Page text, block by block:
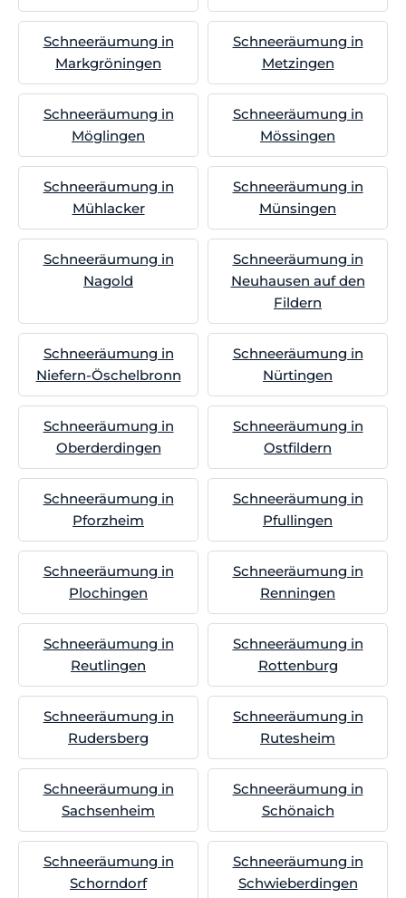
Schneeräumung in
Markgröningen
Schneeräumung in
Metzingen
Schneeräumung in
Möglingen
Schneeräumung in
Mössingen
Schneeräumung in
Mühlacker
Schneeräumung in
Münsingen
Schneeräumung in
Nagold
Schneeräumung in
Neuhausen auf den
Fildern
Schneeräumung in
Niefern-Öschelbronn
Schneeräumung in
Nürtingen
Schneeräumung in
Oberderdingen
Schneeräumung in
Ostfildern
Schneeräumung in
Pforzheim
Schneeräumung in
Pfullingen
Schneeräumung in
Plochingen
Schneeräumung in
Renningen
Schneeräumung in
Reutlingen
Schneeräumung in
Rottenburg
Schneeräumung in
Rudersberg
Schneeräumung in
Rutesheim
Schneeräumung in
Sachsenheim
Schneeräumung in
Schönaich
Schneeräumung in
Schorndorf
Schneeräumung in
Schwieberdingen